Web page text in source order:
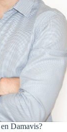
Damavis?